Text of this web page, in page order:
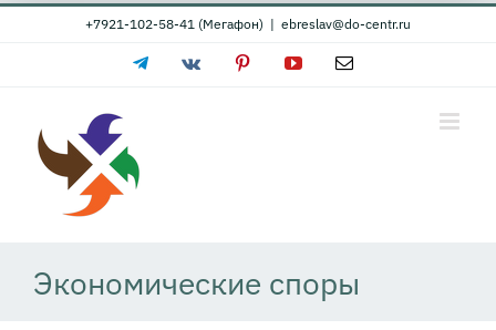
Skip
+7921-102-58-41 (Мегафон) | ebreslav@do-centr.ru
TelegramVk PinterestYouTubeEmail
Экономические споры